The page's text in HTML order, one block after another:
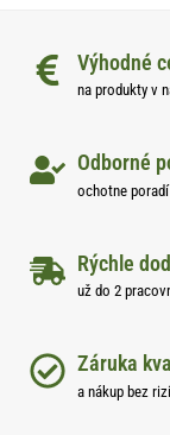
Výhodné
na produkty v
Odborné
ochotne
Rýchle
už do 2
Záruka
a nákup bez